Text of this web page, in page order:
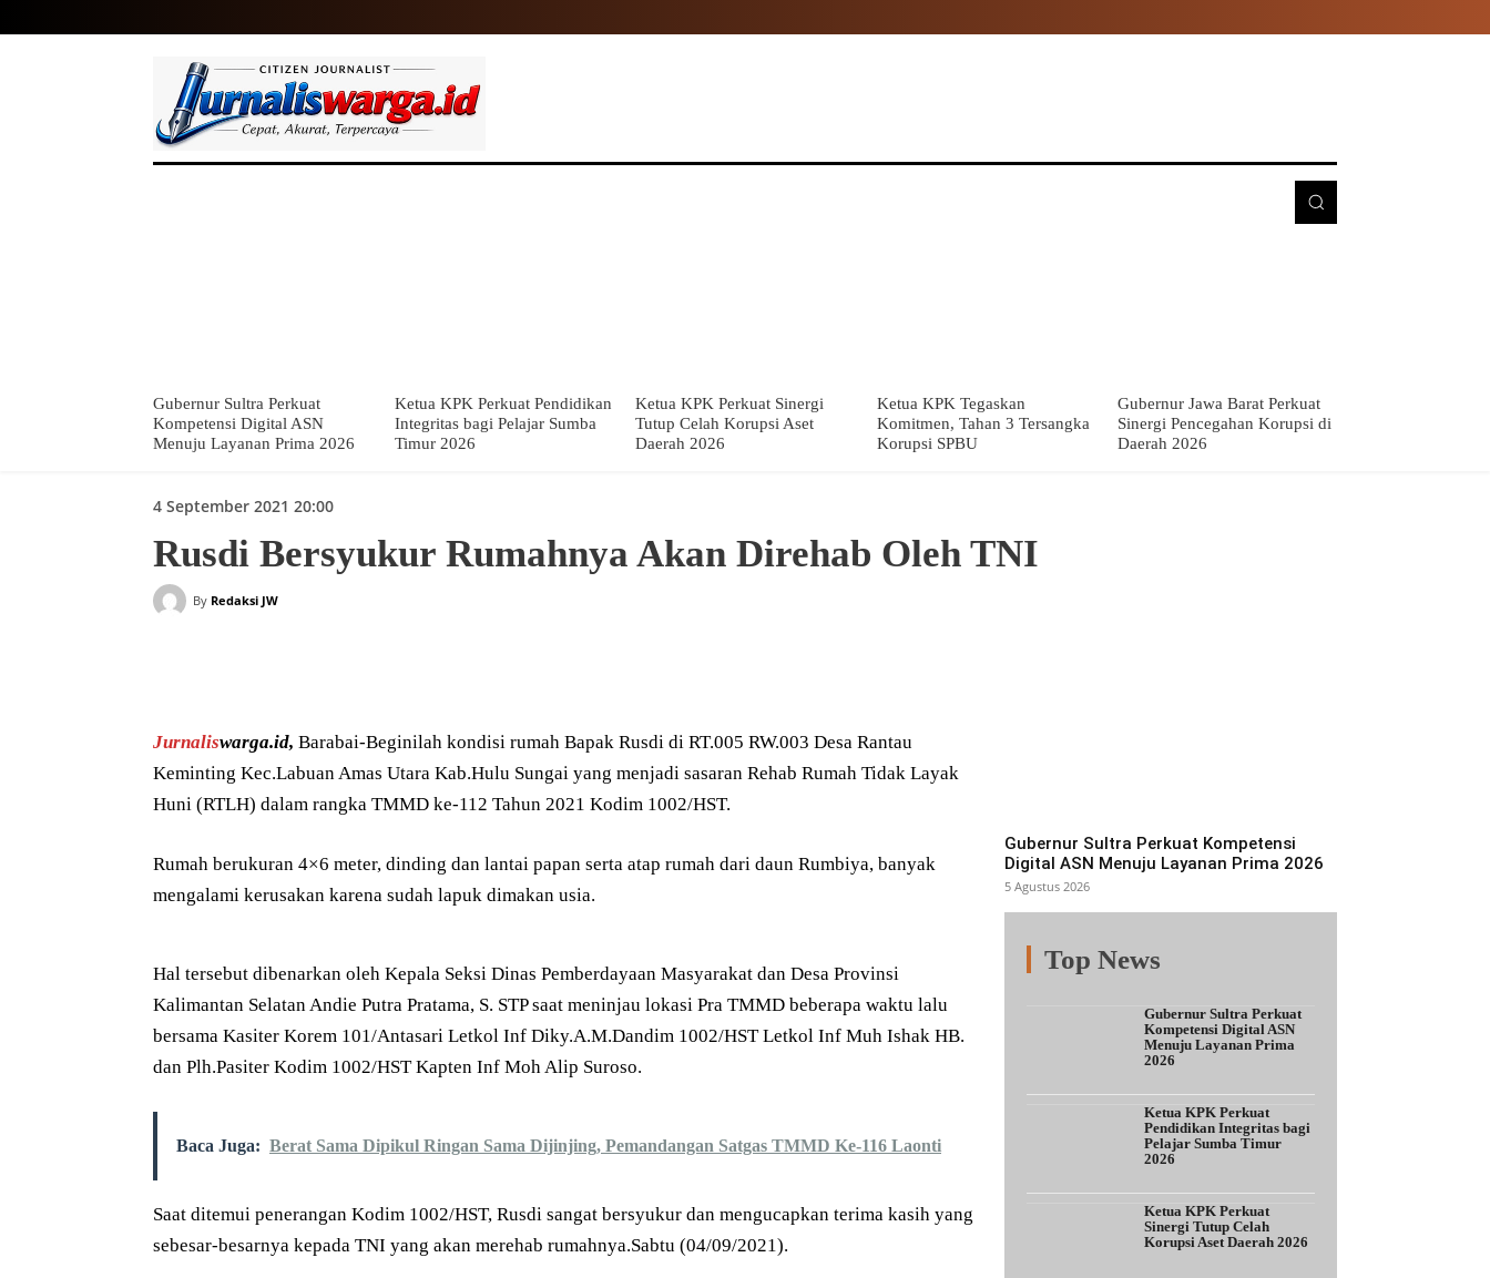
Gubernur Sultra Perkuat
Kompetensi Digital ASN
Menuju Layanan Prima 2026
Ketua KPK Perkuat Pendidikan
Integritas bagi Pelajar Sumba
Timur 2026
Ketua KPK Perkuat Sinergi
Tutup Celah Korupsi Aset
Daerah 2026
Ketua KPK Tegaskan
Komitmen, Tahan 3 Tersangka
Korupsi SPBU
Gubernur Jawa Barat Perkuat
Sinergi Pencegahan Korupsi di
Daerah 2026
4 September 2021 20:00
Rusdi Bersyukur Rumahnya Akan Direhab Oleh TNI
By Redaksi JW
Jurnaliswarga.id, Barabai-Beginilah kondisi rumah Bapak Rusdi di RT.005 RW.003 Desa Rantau
Keminting Kec.Labuan Amas Utara Kab.Hulu Sungai yang menjadi sasaran Rehab Rumah Tidak Layak
Huni (RTLH) dalam rangka TMMD ke-112 Tahun 2021 Kodim 1002/HST.
Rumah berukuran 4×6 meter, dinding dan lantai papan serta atap rumah dari daun Rumbiya, banyak
mengalami kerusakan karena sudah lapuk dimakan usia.
Hal tersebut dibenarkan oleh Kepala Seksi Dinas Pemberdayaan Masyarakat dan Desa Provinsi
Kalimantan Selatan Andie Putra Pratama, S. STP saat meninjau lokasi Pra TMMD beberapa waktu lalu
bersama Kasiter Korem 101/Antasari Letkol Inf Diky.A.M.Dandim 1002/HST Letkol Inf Muh Ishak HB.
dan Plh.Pasiter Kodim 1002/HST Kapten Inf Moh Alip Suroso.
Baca Juga: Berat Sama Dipikul Ringan Sama Dijinjing, Pemandangan Satgas TMMD Ke-116 Laonti
Saat ditemui penerangan Kodim 1002/HST, Rusdi sangat bersyukur dan mengucapkan terima kasih yang
sebesar-besarnya kepada TNI yang akan merehab rumahnya.Sabtu (04/09/2021).
Gubernur Sultra Perkuat Kompetensi
Digital ASN Menuju Layanan Prima 2026
5 Agustus 2026
Top News
Fitur Populer
Gubernur Sultra Perkuat
Kompetensi Digital ASN
Menuju Layanan Prima
2026
Ketua KPK Perkuat
Pendidikan Integritas bagi
Pelajar Sumba Timur
2026
Ketua KPK Perkuat
Sinergi Tutup Celah
Korupsi Aset Daerah 2026